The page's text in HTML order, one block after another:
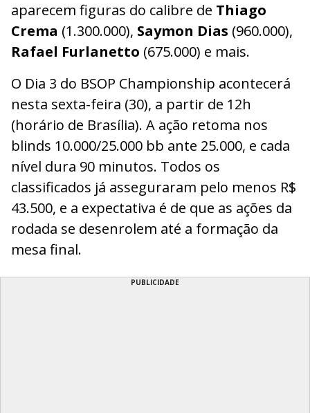
aparecem figuras do calibre de Thiago
Crema (1.300.000), Saymon Dias (960.000),
Rafael Furlanetto (675.000) e mais.
O Dia 3 do BSOP Championship acontecerá
nesta sexta-feira (30), a partir de 12h
(horário de Brasília). A ação retoma nos
blinds 10.000/25.000 bb ante 25.000, e cada
nível dura 90 minutos. Todos os
classificados já asseguraram pelo menos R$
43.500, e a expectativa é de que as ações da
rodada se desenrolem até a formação da
mesa final.
PUBLICIDADE